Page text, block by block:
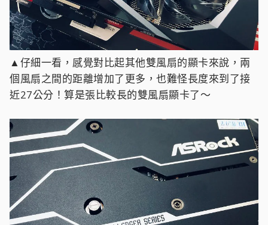
▲仔細一看，感覺對比起其他雙風扇的顯卡來說，兩
個風扇之間的距離增加了更多，也難怪長度來到了接
近27公分！算是張比較長的雙風扇顯卡了～